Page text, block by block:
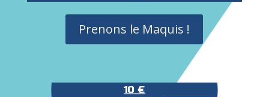
10 €
Prenons le Maquis !